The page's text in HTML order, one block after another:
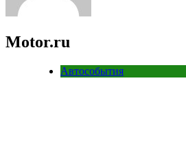
Motor.ru
Автособытия